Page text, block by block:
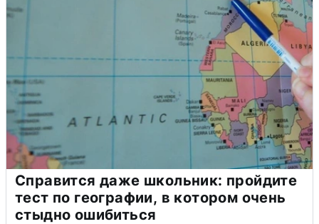
Справится даже школьник: пройдите
тест по географии, в котором очень
стыдно ошибиться